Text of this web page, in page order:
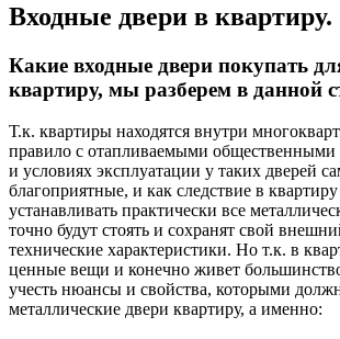
Входные двери в квартиру.
Какие входные двери покупать
квартиру, мы разберем в данной
Т.к. квартиры находятся внутри
правило с отапливаемыми
и условиях эксплуатации у таких дверей
благоприятные, и как следствие в
устанавливать практически все
точно будут стоять и сохранят свой
технические характеристики. Но т.к. в
ценные вещи и конечно живет
учесть нюансы и свойства, которыми
металлические двери квартиру, а именно: